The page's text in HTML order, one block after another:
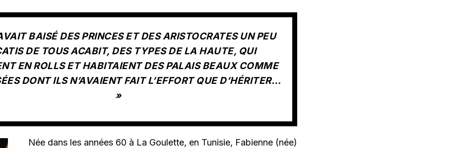
BAISÉ DES PRINCES ET DES ARISTOCRATES UN PEU
DE TOUS ACABIT, DES TYPES DE LA HAUTE, QUI
EN ROLLS ET HABITAIENT DES PALAIS BEAUX COMME
DONT ILS N’AVAIENT FAIT L’EFFORT QUE D’HÉRITER…
»
Née dans les années 60 à La Goulette, en Tunisie, Fabienne (née)